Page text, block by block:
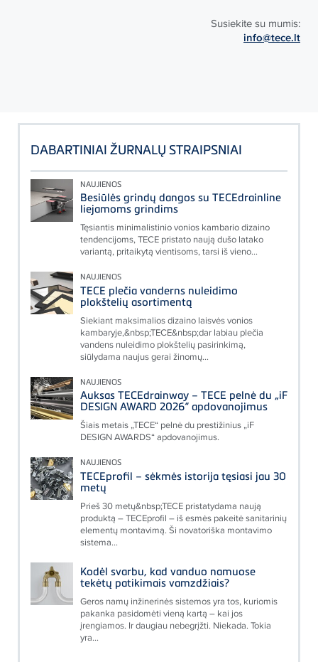
Susiekite su mumis:
info@tece.lt
DABARTINIAI ŽURNALŲ STRAIPSNIAI
NAUJIENOS
Besiūlės grindų dangos su TECEdrainline
liejamoms grindims
Tęsiantis minimalistinio vonios kambario dizaino
tendencijoms, TECE pristato naują dušo latako
variantą, pritaikytą vientisoms, tarsi iš vieno...
NAUJIENOS
TECE plečia vanderns nuleidimo
plokštelių asortimentą
Siekiant maksimalios dizaino laisvės vonios
kambaryje,&nbsp;TECE&nbsp;dar labiau plečia
vandens nuleidimo plokštelių pasirinkimą,
siūlydama naujus gerai žinomų...
NAUJIENOS
Auksas TECEdrainway – TECE pelnė du „iF
DESIGN AWARD 2026“ apdovanojimus
Šiais metais „TECE“ pelnė du prestižinius „iF
DESIGN AWARDS“ apdovanojimus.
NAUJIENOS
TECEprofil – sėkmės istorija tęsiasi jau 30
metų
Prieš 30 metų&nbsp;TECE pristatydama naują
produktą – TECEprofil – iš esmės pakeitė sanitarinių
elementų montavimą. Ši novatoriška montavimo
sistema...
Kodėl svarbu, kad vanduo namuose
tekėtų patikimais vamzdžiais?
Geros namų inžinerinės sistemos yra tos, kuriomis
pakanka pasidomėti vieną kartą – kai jos
įrengiamos. Ir daugiau nebegrįžti. Niekada. Tokia
yra...